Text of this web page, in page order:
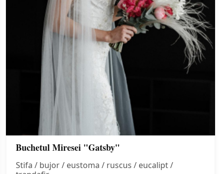
Buchetul Miresei "Gatsby"
Stifa / bujor / eustoma / ruscus / eucalipt /